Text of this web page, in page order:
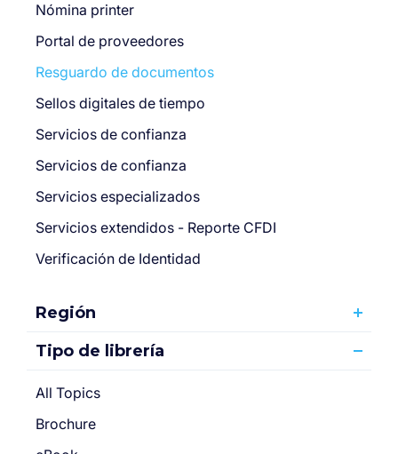
Nómina printer
Portal de proveedores
Resguardo de documentos
Sellos digitales de tiempo
Servicios de confianza
Servicios de confianza
Servicios especializados
Servicios extendidos - Reporte CFDI
Verificación de Identidad
Región
Tipo de librería
All Topics
Brochure